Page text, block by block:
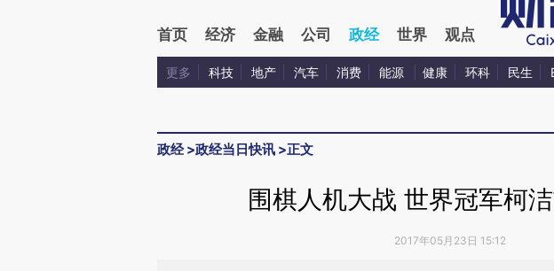
首页 经济 金融 公司 政经 世界 观点
更多 科技 地产 汽车 消费 能源 健康 环科 民生
政经>政经当日快讯 >正文
围棋人机大战 世界冠军柯
2017年05月23日 15:12